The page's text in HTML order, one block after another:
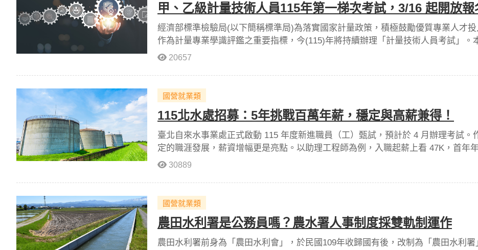
甲、乙級計量技術人員115年第一梯次考試，3/16 起開放
經濟部標準檢驗局(以下簡稱標準局)為落實國家計量政策，積極鼓勵優質專業人才
作為計量專業學識評鑑之重要指標，今(115)年將持續辦理「計量技術人員考試」
迎計量相關從業人員及對此領域有興趣之民眾踴躍報考。
20657
國營就業類
115北水處招募：5年挑戰百萬年薪，穩定與高薪兼得！
臺北自來水事業處正式啟動 115 年度新進職員（工）甄試，預計於 4 月辦理考試
定的職涯發展，薪資增幅更是亮點。以助理工程師為例，入職起薪上看 47K，首年
可達 64,365 元，加計各項獎金後，年薪將突破百萬大關。
30889
國營就業類
農田水利署是公務員嗎？農水署人事制度採雙軌制運作
農田水利署前身為「農田水利會」，於民國109年收歸國有後，改制為「農田水利